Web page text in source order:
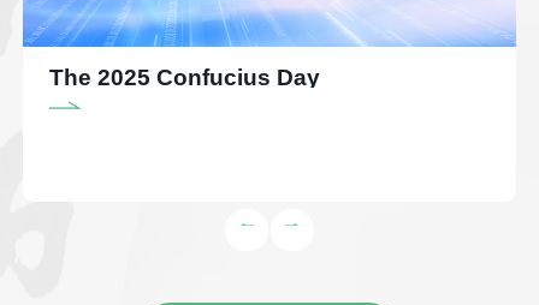
The 2025 Confucius Day